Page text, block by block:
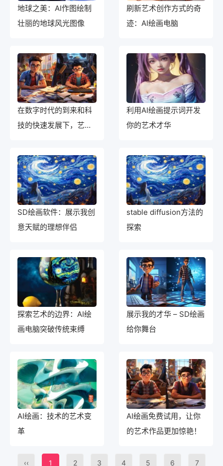
地球之美：AI作图绘制
壮丽的地球风光图像
刷新艺术创作方式的奇
迹：AI绘画电脑
在数字时代的到来和科
技的快速发展下，艺术
与变革。以往我们习惯
于使用传统的绘画工具
和材料进行创作，而现
在，利用SD绘画软件开
启了数字艺术的新篇
章。
利用AI绘画提示词开发
你的艺术才华
SD绘画软件：展示我创
意天赋的理想伴侣
stable diffusion方法的
探索
探索艺术的边界：AI绘
画电脑突破传统束缚
展示我的才华 – SD绘画
给你舞台
AI绘画：技术的艺术变
革
AI绘画免费试用，让你
的艺术作品更加惊艳！
‹‹ 1 2 3 4 5 6 7